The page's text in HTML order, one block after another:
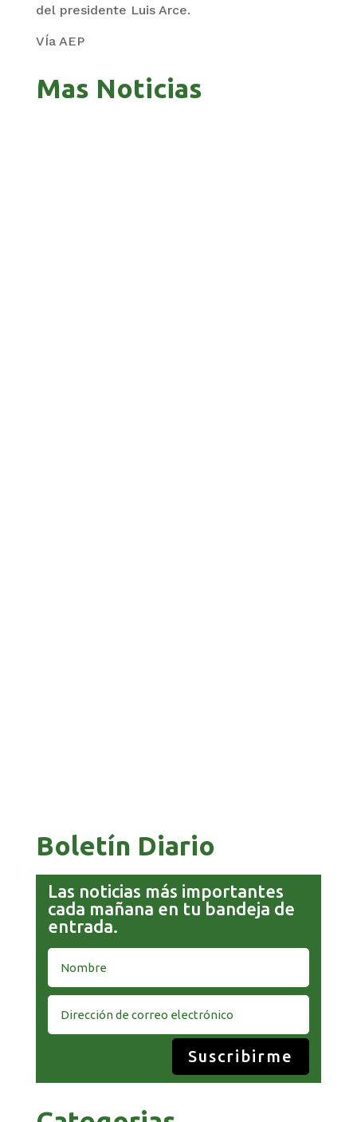
del presidente Luis Arce.
VÍa AEP
Mas Noticias
Boletín Diario
Las noticias más importantes
cada mañana en tu bandeja de
entrada.
Suscribirme